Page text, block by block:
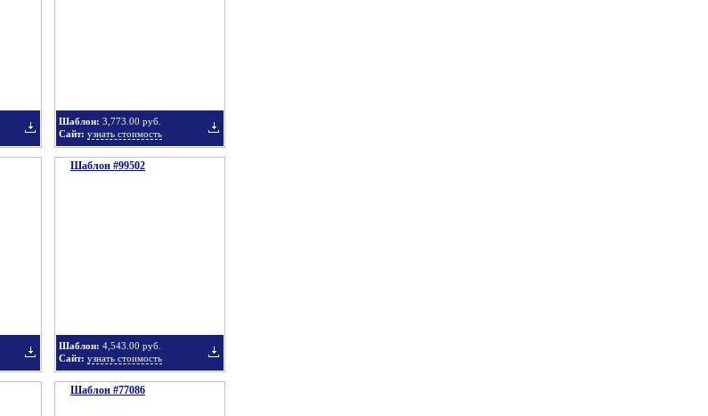
Шаблон: 3,773.00 руб.
Сайт: узнать стоимость
Шаблон #99502
Шаблон: 4,543.00 руб.
Сайт: узнать стоимость
Шаблон #77086